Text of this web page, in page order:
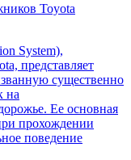
Toyota
System),
представляет
существенно
на
Ее основная
прохождении
поведение